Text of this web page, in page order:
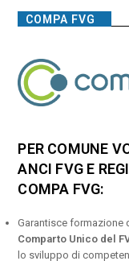
COMPA FVG
PER COMUNE
ANCI FVG E
COMPA FVG:
Garantisce formazione
Comparto Unico del
lo sviluppo di